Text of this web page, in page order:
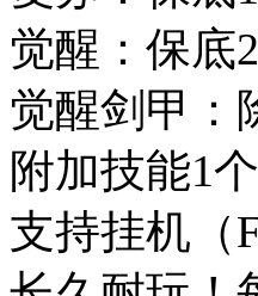
觉醒：保底
觉醒剑甲：
附加技能1个
支持挂机（